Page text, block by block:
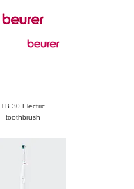
TB 30 Electric
toothbrush